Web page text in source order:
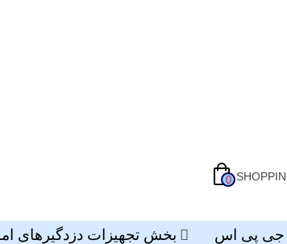
0
بخش تجهیزات دزدگیرهای